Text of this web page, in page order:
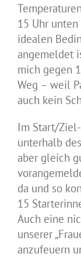
15 Uhr unten
idealen
angemeldet
mich gegen
Weg – weil
auch kein
Im Start/
unterhalb
aber gleich
da und so
15
Auch eine
unserer
anzufeuern